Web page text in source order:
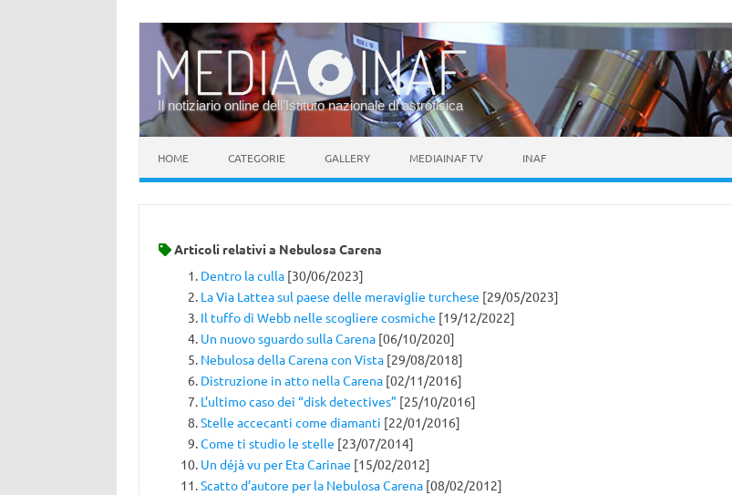
Il notiziario online dell’Istituto nazionale di astrofisica
HOME CATEGORIE GALLERY MEDIAINAF TV INAF
Articoli relativi a Nebulosa Carena
Dentro la culla[30/06/2023]
La Via Lattea sul paese delle meraviglie turchese [29/05/2023]
Il tuffo di Webb nelle scogliere cosmiche [19/12/2022]
Un nuovo sguardo sulla Carena[06/10/2020]
Nebulosa della Carena con Vista[29/08/2018]
Distruzione in atto nella Carena[02/11/2016]
L’ultimo caso dei “disk detectives” [25/10/2016]
Stelle accecanti come diamanti [22/01/2016]
Come ti studio le stelle [23/07/2014]
Un déjà vu per Eta Carinae [15/02/2012]
Scatto d’autore per la Nebulosa Carena[08/02/2012]